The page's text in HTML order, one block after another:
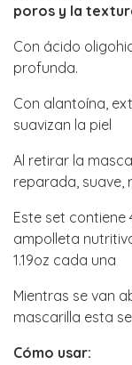
poros y la
Con ácido
profunda.
Con alantoína,
suavizan la piel
Al retirar la
reparada, suave,
Este set
ampolleta
1.19oz cada una
Mientras se van
mascarilla esta
Cómo usar: